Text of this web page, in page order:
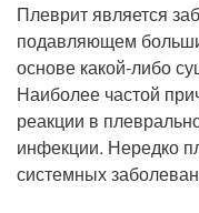
Плеврит является
подавляющем
основе какой-либо
Наиболее частой
реакции в
инфекции. Нередко
системных